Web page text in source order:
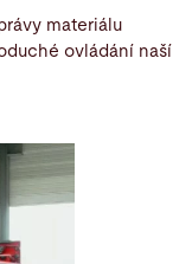
materiálu
ovládání naší